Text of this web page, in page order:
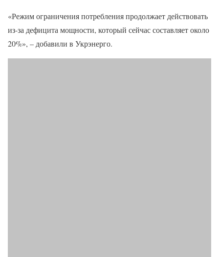
«Режим ограничения потребления продолжает действовать
из-за дефицита мощности, который сейчас составляет около
20%», – добавили в Укрэнерго.